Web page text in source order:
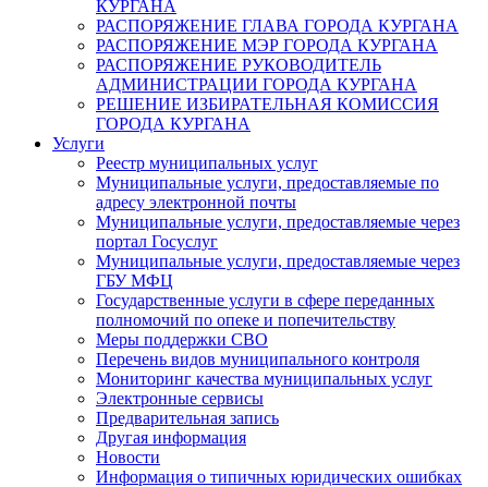
КУРГАНА
РАСПОРЯЖЕНИЕ ГЛАВА ГОРОДА КУРГАНА
РАСПОРЯЖЕНИЕ МЭР ГОРОДА КУРГАНА
РАСПОРЯЖЕНИЕ РУКОВОДИТЕЛЬ
АДМИНИСТРАЦИИ ГОРОДА КУРГАНА
РЕШЕНИЕ ИЗБИРАТЕЛЬНАЯ КОМИССИЯ
ГОРОДА КУРГАНА
Услуги
Реестр муниципальных услуг
Муниципальные услуги, предоставляемые по
адресу электронной почты
Муниципальные услуги, предоставляемые через
портал Госуслуг
Муниципальные услуги, предоставляемые через
ГБУ МФЦ
Государственные услуги в сфере переданных
полномочий по опеке и попечительству
Меры поддержки СВО
Перечень видов муниципального контроля
Мониторинг качества муниципальных услуг
Электронные сервисы
Предварительная запись
Другая информация
Новости
Информация о типичных юридических ошибках